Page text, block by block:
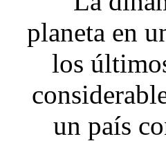
planeta en
los
un país